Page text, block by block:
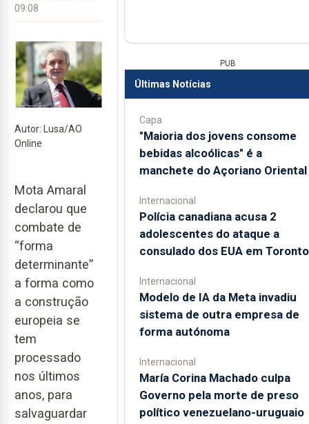
09:08
Autor: Lusa/AO
Online
Mota Amaral
declarou que
combate de
“forma
determinante”
a forma como
a construção
europeia se
tem
processado
nos últimos
anos, para
salvaguardar
PUB
Últimas Notícias
Capa
"Maioria dos jovens consome
bebidas alcoólicas" é a
manchete do Açoriano Oriental
Internacional
Polícia canadiana acusa 2
adolescentes do ataque a
consulado dos EUA em Toronto
Internacional
Modelo de IA da Meta invadiu
sistema de outra empresa de
forma autónoma
Internacional
María Corina Machado culpa
Governo pela morte de preso
político venezuelano-uruguaio